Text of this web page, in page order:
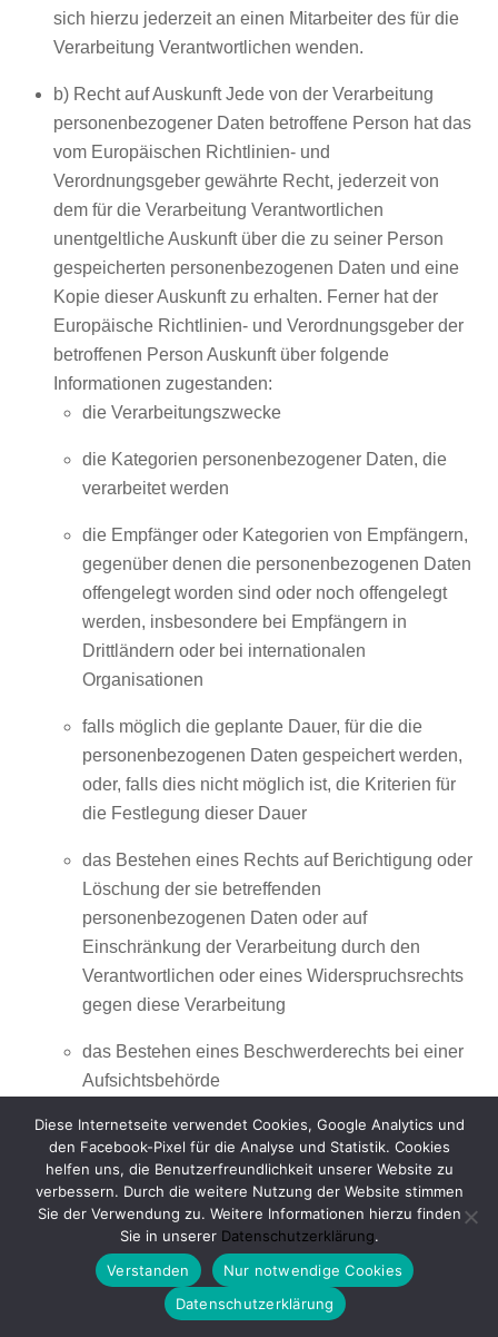
sich hierzu jederzeit an einen Mitarbeiter des für die
Verarbeitung Verantwortlichen wenden.
b) Recht auf Auskunft Jede von der Verarbeitung
personenbezogener Daten betroffene Person hat das
vom Europäischen Richtlinien- und
Verordnungsgeber gewährte Recht, jederzeit von
dem für die Verarbeitung Verantwortlichen
unentgeltliche Auskunft über die zu seiner Person
gespeicherten personenbezogenen Daten und eine
Kopie dieser Auskunft zu erhalten. Ferner hat der
Europäische Richtlinien- und Verordnungsgeber der
betroffenen Person Auskunft über folgende
Informationen zugestanden:
die Verarbeitungszwecke
die Kategorien personenbezogener Daten, die
verarbeitet werden
die Empfänger oder Kategorien von Empfängern,
gegenüber denen die personenbezogenen Daten
offengelegt worden sind oder noch offengelegt
werden, insbesondere bei Empfängern in
Drittländern oder bei internationalen
Organisationen
falls möglich die geplante Dauer, für die die
personenbezogenen Daten gespeichert werden,
oder, falls dies nicht möglich ist, die Kriterien für
die Festlegung dieser Dauer
das Bestehen eines Rechts auf Berichtigung oder
Löschung der sie betreffenden
personenbezogenen Daten oder auf
Einschränkung der Verarbeitung durch den
Verantwortlichen oder eines Widerspruchsrechts
gegen diese Verarbeitung
das Bestehen eines Beschwerderechts bei einer
Aufsichtsbehörde
wenn die personenbezogenen Daten nicht bei
der betroffenen Person erhoben werden: Alle
verfügbaren Informationen über die Herkunft der
Daten
das Bestehen einer automatisierten
Entscheidungsfindung einschließlich Profiling
gemäß Artikel 22 Abs.1 und 4 DS-GVO und —
Diese Internetseite verwendet Cookies, Google Analytics und
den Facebook-Pixel für die Analyse und Statistik. Cookies
helfen uns, die Benutzerfreundlichkeit unserer Website zu
verbessern. Durch die weitere Nutzung der Website stimmen
Sie der Verwendung zu. Weitere Informationen hierzu finden
Sie in unserer Datenschutzerklärung.
Verstanden
Nur notwendige Cookies
Datenschutzerklärung